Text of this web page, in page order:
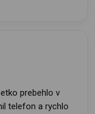
prebehlo v
telefon a rychlo